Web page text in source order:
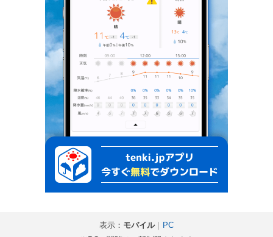
表示： モバイル｜
PC